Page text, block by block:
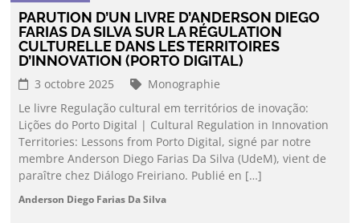
PARUTION D’UN LIVRE D’ANDERSON DIEGO
FARIAS DA SILVA SUR LA RÉGULATION
CULTURELLE DANS LES TERRITOIRES
D’INNOVATION (PORTO DIGITAL)
3 octobre 2025
Monographie
Le livre Regulação cultural em territórios de inovação:
Lições do Porto Digital | Cultural Regulation in Innovation
Territories: Lessons from Porto Digital, signé par notre
membre Anderson Diego Farias Da Silva (UdeM), vient de
paraître chez Diálogo Freiriano. Publié en […]
Anderson Diego Farias Da Silva